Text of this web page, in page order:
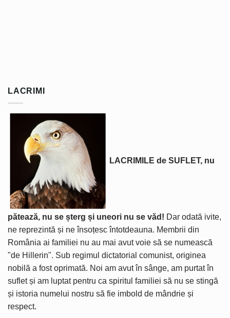
LACRIMI
LACRIMILE de SUFLET, nu
pătează, nu se șterg și uneori nu se văd! Dar odată ivite,
ne reprezintă și ne însoțesc întotdeauna. Membrii din
România ai familiei nu au mai avut voie să se numească
"de Hillerin". Sub regimul dictatorial comunist, originea
nobilă a fost oprimată. Noi am avut în sânge, am purtat în
suflet și am luptat pentru ca spiritul familiei să nu se stingă
și istoria numelui nostru să fie imbold de mândrie și
respect.